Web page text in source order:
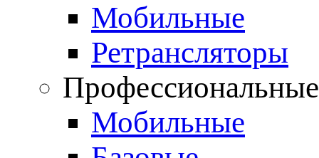
Мобильные
Ретрансляторы
Мобильные